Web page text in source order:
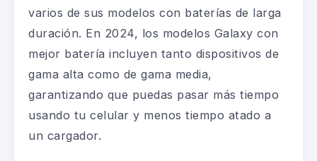
varios de sus modelos con baterías de larga
duración. En 2024, los modelos Galaxy con
mejor batería incluyen tanto dispositivos de
gama alta como de gama media,
garantizando que puedas pasar más tiempo
usando tu celular y menos tiempo atado a
un cargador.